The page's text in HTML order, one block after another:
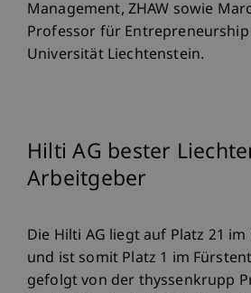
Management, ZHAW sowie
Professor für
Universität Liechtenstein.
Hilti AG bester
Arbeitgeber
Die Hilti AG liegt auf Platz 21
und ist somit Platz 1 im
gefolgt von der thyssenkrupp